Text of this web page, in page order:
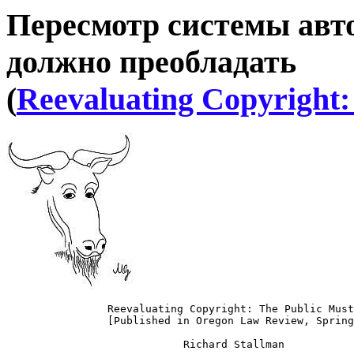
Пересмотр системы
должно преобладать
(Reevaluating